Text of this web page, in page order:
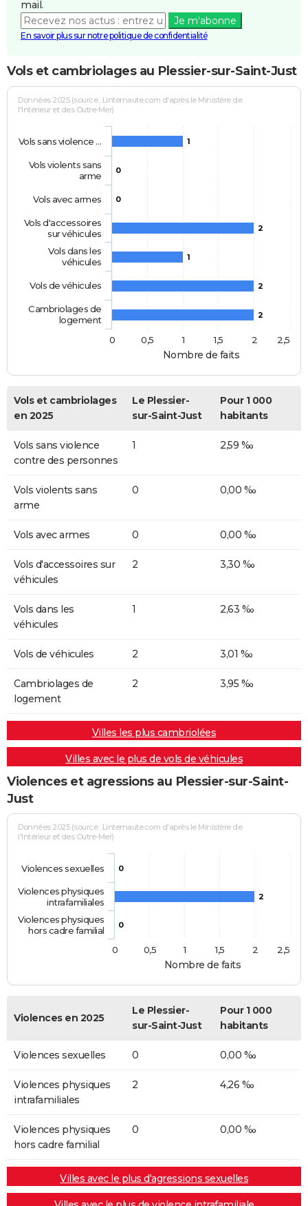
mail.
Je m'abonne
En savoir plus sur notre politique de confidentialité
Vols et cambriolages au Plessier-sur-Saint-Just
Nombre de faits
Données 2025 (source : Linternaute.com d'après le Ministère de
l'Intérieur et des Outre-Mer)
1
0
0
2
1
2
2
Vols sans violence …
Vols violents sans
arme
Vols avec armes
Vols d'accessoires
sur véhicules
Vols dans les
véhicules
Vols de véhicules
Cambriolages de
logement
0
0,5 1 1,5 2 2,5
Vols et cambriolages
en 2025
Le Plessier-
sur-Saint-Just
Pour 1 000
habitants
Vols sans violence
contre des personnes
1 2,59 ‰
Vols violents sans
arme
0 0,00 ‰
Vols avec armes 0 0,00 ‰
Vols d'accessoires sur
véhicules
2 3,30 ‰
Vols dans les
véhicules
1 2,63 ‰
Vols de véhicules 2 3,01 ‰
Cambriolages de
logement
2 3,95 ‰
Villes les plus cambriolées
Villes avec le plus de vols de véhicules
Violences et agressions au Plessier-sur-Saint-
Just
Nombre de faits
Données 2025 (source : Linternaute.com d'après le Ministère de
l'Intérieur et des Outre-Mer)
0
2
0
Violences sexuelles
Violences physiques
intrafamiliales
Violences physiques
hors cadre familial
0
0,5 1 1,5 2 2,5
Violences en 2025
Le Plessier-
sur-Saint-Just
Pour 1 000
habitants
Violences sexuelles 0 0,00 ‰
Violences physiques
intrafamiliales
2 4,26 ‰
Violences physiques
hors cadre familial
0 0,00 ‰
Villes avec le plus d'agressions sexuelles